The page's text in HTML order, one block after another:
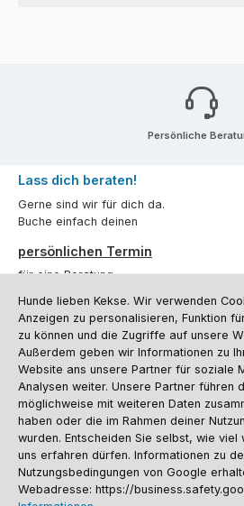
Persönliche
Lass dich beraten!
Gerne sind wir für dich da.
Buche einfach deinen
persönlichen Termin
für eine Beratung.
Oder über unserKontaktformular.
Vertrag widerrufen
Kundenservice
Informationen
Social Media und Kontakt
Hunde lieben Kekse. Wir verwenden
Anzeigen zu personalisieren, Funktion
zu können und die Zugriffe auf unsere
Außerdem geben wir Informationen zu
Website ans unsere Partner für soziale
Analysen weiter. Unsere Partner führen
möglichweise mit weiteren Daten
haben oder die im Rahmen deiner
wurden. Entscheiden Sie selbst, wie viel
uns erfahren dürfen. Informationen zu
Nutzungsbedingungen von Google
Webadresse: https://